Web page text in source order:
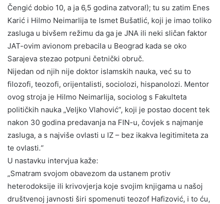
Čengić dobio 10, a ja 6,5 godina zatvora!); tu su zatim Enes
Karić i Hilmo Neimarlija te Ismet Bušatlić, koji je imao toliko
zasluga u bivšem režimu da ga je JNA ili neki sličan faktor
JAT-ovim avionom prebacila u Beograd kada se oko
Sarajeva stezao potpuni četnički obruč.
Nijedan od njih nije doktor islamskih nauka, već su to
filozofi, teozofi, orijentalisti, sociolozi, hispanolozi. Mentor
ovog stroja je Hilmo Neimarlija, sociolog s Fakulteta
političkih nauka „Veljko Vlahović“, koji je postao docent tek
nakon 30 godina predavanja na FIN-u, čovjek s najmanje
zasluga, a s najviše ovlasti u IZ – bez ikakva legitimiteta za
te ovlasti.“
U nastavku intervjua kaže:
„Smatram svojom obavezom da ustanem protiv
heterodoksije ili krivovjerja koje svojim knjigama u našoj
društvenoj javnosti širi spomenuti teozof Hafizović, i to ću,